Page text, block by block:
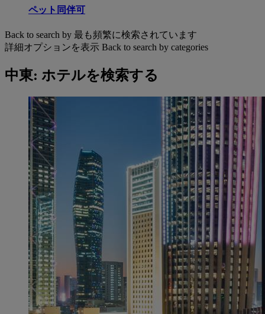
ペット同伴可
Back to search by 最も頻繁に検索されています
詳細オプションを表示 Back to search by categories
中東: ホテルを検索する